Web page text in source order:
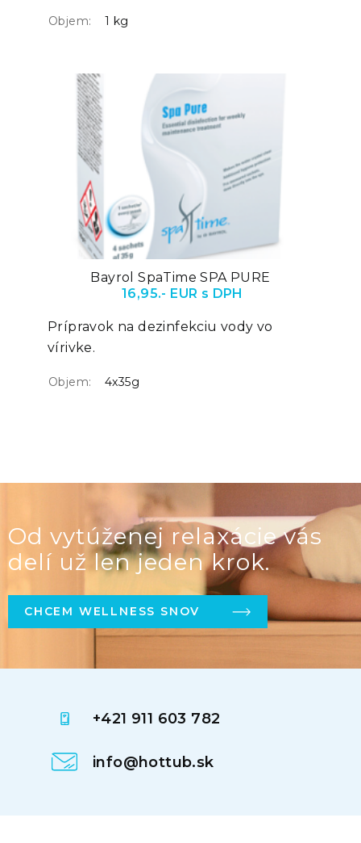
Objem: 1 kg
Bayrol SpaTime SPA PURE
16,95.- EUR s DPH
Prípravok na dezinfekciu vody vo
vírivke.
Objem: 4x35g
Od vytúženej relaxácie vás
delí už len jeden krok.
CHCEM WELLNESS SNOV
+421 911 603 782
info@hottub.sk